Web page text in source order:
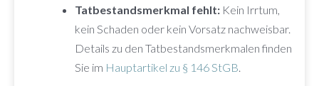
Tatbestandsmerkmal fehlt: Kein Irrtum,
kein Schaden oder kein Vorsatz nachweisbar.
Details zu den Tatbestandsmerkmalen finden
Sie im Hauptartikel zu § 146 StGB